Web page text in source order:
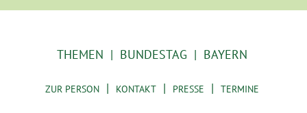
THEMEN BUNDESTAG BAYERN
ZUR PERSON KONTAKT PRESSE TERMINE